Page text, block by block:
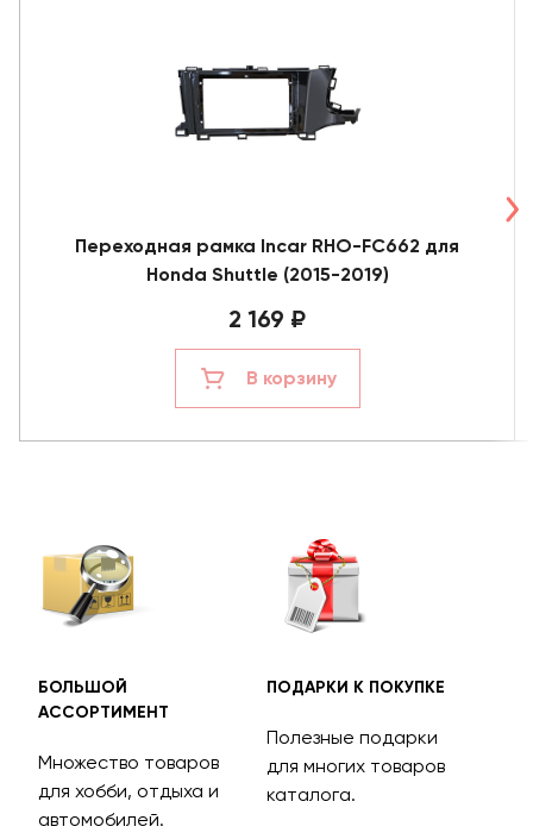
Переходная рамка Incar RHO-FC662 для
Honda Shuttle (2015-2019)
2 169 ₽
В корзину
БОЛЬШОЙ
АССОРТИМЕНТ
Множество товаров
для хобби, отдыха и
автомобилей.
ПОДАРКИ К ПОКУПКЕ
Полезные подарки
для многих товаров
каталога.